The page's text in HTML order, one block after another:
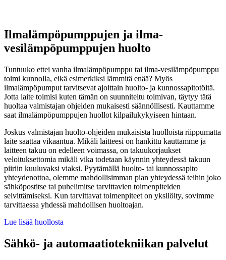
Ilmalämpöpumppujen ja ilma-
vesilämpöpumppujen huolto
Tuntuuko ettei vanha ilmalämpöpumppu tai ilma-vesilämpöpumppu
toimi kunnolla, eikä esimerkiksi lämmitä enää? Myös
ilmalämpöpumput tarvitsevat ajoittain huolto- ja kunnossapitotöitä.
Jotta laite toimisi kuten tämän on suunniteltu toimivan, täytyy tätä
huoltaa valmistajan ohjeiden mukaisesti säännöllisesti. Kauttamme
saat ilmalämpöpumppujen huollot kilpailukykyiseen hintaan.
Joskus valmistajan huolto-ohjeiden mukaisista huolloista riippumatta
laite saattaa vikaantua. Mikäli laitteesi on hankittu kauttamme ja
laitteen takuu on edelleen voimassa, on takuukorjaukset
veloituksettomia mikäli vika todetaan käynnin yhteydessä takuun
piiriin kuuluvaksi viaksi. Pyytämällä huolto- tai kunnossapito
yhteydenottoa, olemme mahdollisimman pian yhteydessä teihin joko
sähköpostitse tai puhelimitse tarvittavien toimenpiteiden
selvittämiseksi. Kun tarvittavat toimenpiteet on yksilöity, sovimme
tarvittaessa yhdessä mahdollisen huoltoajan.
Lue lisää huollosta
Sähkö- ja automaatiotekniikan palvelut